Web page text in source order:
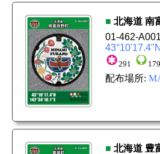
■ 北海道 南
01-462-A001
291 179
配布場所:
■ 北海道 豊